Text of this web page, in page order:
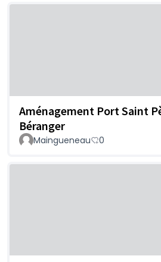
Aménagement Port Saint
Béranger
Maingueneau 0